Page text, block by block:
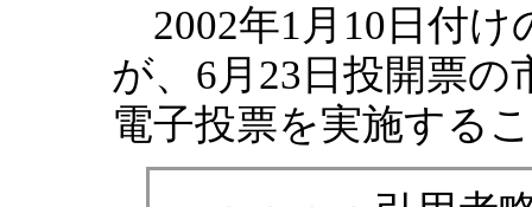
2002年1月10日付け
が、6月23日投開票
電子投票を実施する